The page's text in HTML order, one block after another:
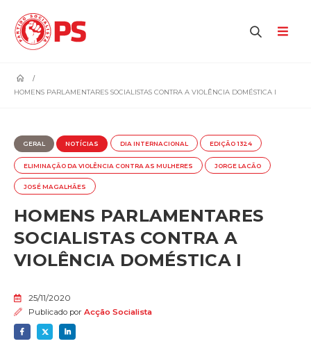
HOMENS PARLAMENTARES SOCIALISTAS CONTRA A VIOLÊNCIA DOMÉSTICA I
GERAL NOTÍCIAS DIA INTERNACIONAL EDIÇÃO 1324
ELIMINAÇÃO DA VIOLÊNCIA CONTRA AS MULHERES JORGE LACÃO
JOSÉ MAGALHÃES
HOMENS PARLAMENTARES
SOCIALISTAS CONTRA A
VIOLÊNCIA DOMÉSTICA I
25/11/2020
Publicado por Acção Socialista